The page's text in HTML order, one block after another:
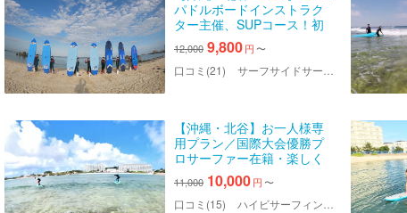
パドルボードインストラク
ター主催、SUPコース！初
心者～経験者までOK！無料
写真・送迎あり
12,000 9,800円 〜
口コミ(21) サーフサイドサービス ハイサイ
【沖縄・北谷】お一人様専
用プラン／国際大会優勝プ
ロサーファー在籍・楽しく
丁寧に教えます！未経験者
向け体験サーフィン※写真付
き
11,000 10,000円 〜
口コミ(15) ハイビサーフィンスクール